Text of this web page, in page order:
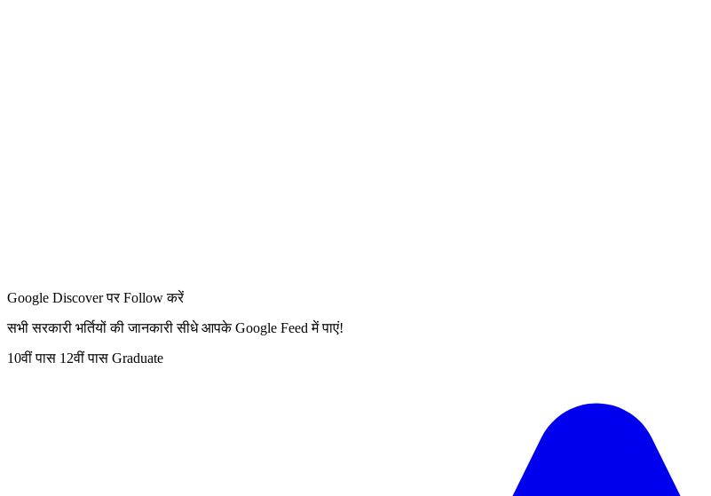
Google Discover पर Follow करें
सभी सरकारी भर्तियों की जानकारी सीधे आपके Google Feed में पाएं!
10वीं पास 12वीं पास Graduate